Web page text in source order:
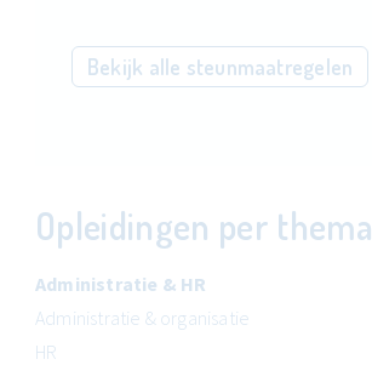
Bekijk alle steunmaatregelen
Opleidingen per thema
Administratie & HR
Administratie & organisatie
HR